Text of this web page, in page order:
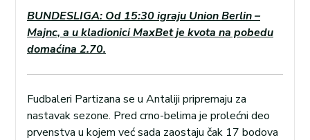
BUNDESLIGA: Od 15:30 igraju Union Berlin –
Majnc, a u kladionici MaxBet je kvota na pobedu
domaćina 2.70.
Fudbaleri Partizana se u Antaliji pripremaju za
nastavak sezone. Pred crno-belima je prolećni deo
prvenstva u kojem već sada zaostaju čak 17 bodova